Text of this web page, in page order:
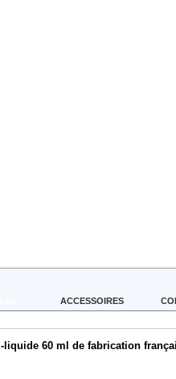
ACCESSOIRES
liquide 60 ml de fabrication